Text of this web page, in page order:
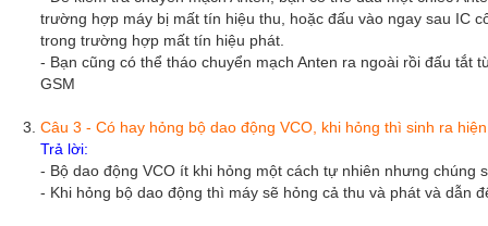
trường hợp máy bị mất tín hiệu thu, hoặc đấu vào ngay sau IC
trong trường hợp mất tín hiệu phát.
- Bạn cũng có thể tháo chuyển mạch Anten ra ngoài rồi đấu tắt
GSM
Câu 3 - Có hay hỏng bộ dao động VCO, khi hỏng thì sinh ra
Trả lời:
- Bộ dao động VCO ít khi hỏng một cách tự nhiên nhưng
- Khi hỏng bộ dao động thì máy sẽ hỏng cả thu và phát và dẫn